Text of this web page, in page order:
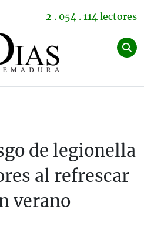
2 . 054 . 114 lectores
de legionella
al refrescar
verano